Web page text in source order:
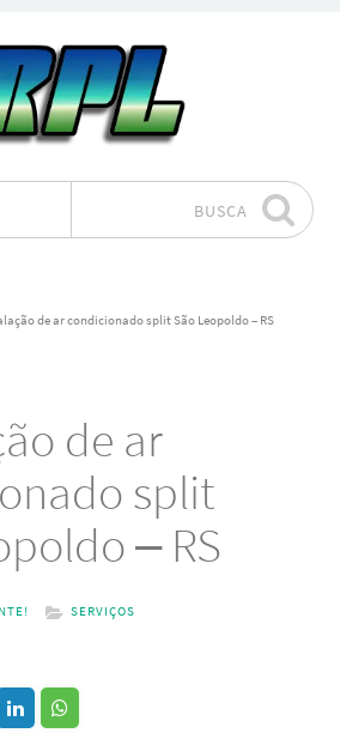
BUSCA
de ar condicionado split São Leopoldo – RS
de ar
split
– RS
SERVIÇOS